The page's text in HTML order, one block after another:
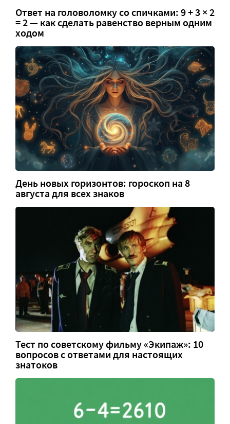
Ответ на головоломку со спичками: 9 + 3 × 2
= 2 — как сделать равенство верным одним
ходом
День новых горизонтов: гороскоп на 8
августа для всех знаков
Тест по советскому фильму «Экипаж»: 10
вопросов с ответами для настоящих
знатоков